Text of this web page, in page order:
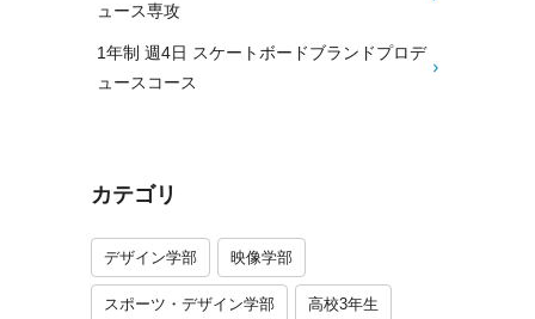
ュース専攻
1年制 週4日 スケートボードブランドプロデ
ュースコース
カテゴリ
デザイン学部 映像学部
スポーツ・デザイン学部 高校3年生